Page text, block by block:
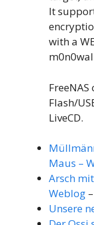
It
with a
Flash/
LiveCD.
Maus –
Arsch
Weblog –
Unsere